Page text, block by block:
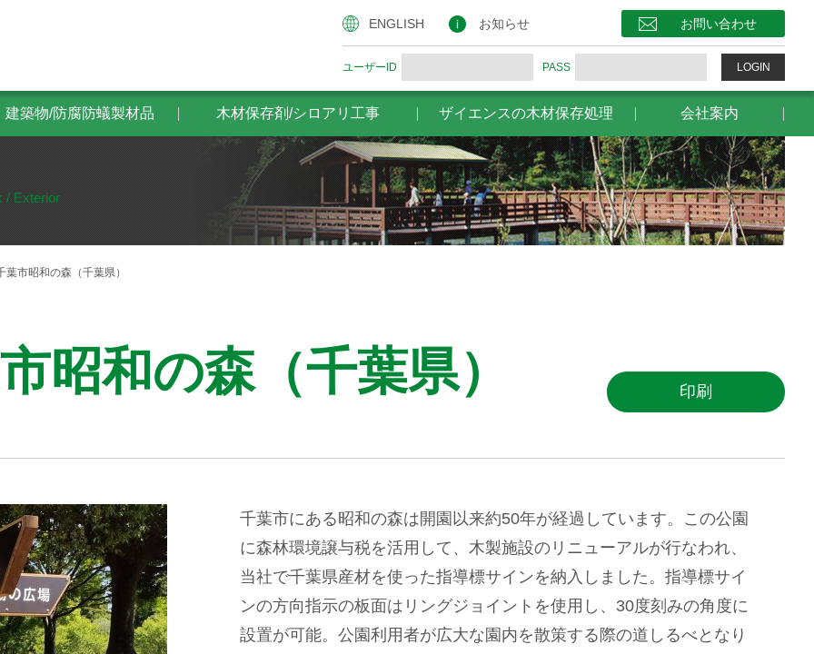
ENGLISH お知らせ お問い合わせ
ユーザーID PASS LOGIN
建築物/防腐防蟻製材品 木材保存剤/シロアリ工事 ザイエンスの木材保存処理 会社案内
/ Exterior
葉市昭和の森（千葉県）
昭和の森（千葉県） 印刷
千葉市にある昭和の森は開園以来約50年が経過しています。この公園
に森林環境譲与税を活用して、木製施設のリニューアルが行なわれ、
当社で千葉県産材を使った指導標サインを納入しました。指導標サイ
ンの方向指示の板面はリングジョイントを使用し、30度刻みの角度に
設置が可能。公園利用者が広大な園内を散策する際の道しるべとなり
ザイエンスの木材保存処理 会社案内 お問い合わせ